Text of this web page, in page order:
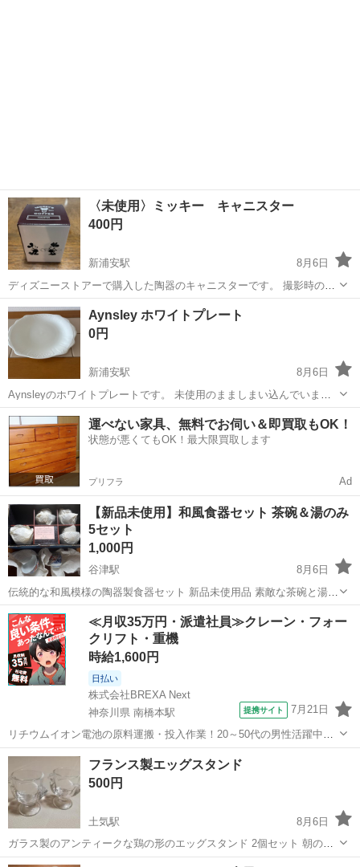
〈未使用〉ミッキー キャニスター
400円
新浦安駅
8月6日
ディズニーストアーで購入した陶器のキャニスターです。 撮影時のみ
開封した未使用品です^_^
千葉 浦安市 食器
Aynsley ホワイトプレート
0円
新浦安駅
8月6日
Aynsleyのホワイトプレートです。 未使用のまましまい込んでいまし
た。 箱はありますが、経年劣化で傷んでいます。 気に入っていただけ
た方に。 引っ越しにつき断捨離中です。 直径 縦 約24センチ 横
約27.5センチ
千葉 浦安市 新浦安駅 食器
運べない家具、無料でお伺い＆即買取もOK！
状態が悪くてもOK！最大限買取します
プリフラ Ad
【新品未使用】和風食器セット 茶碗＆湯のみ
5セット
1,000円
谷津駅
8月6日
伝統的な和風模様の陶器製食器セット 新品未使用品 素敵な茶碗と湯の
みの5セット
千葉 習志野市 谷津駅 食器 湯のみ
≪月収35万円・派遣社員≫クレーン・フォー
クリフト・重機
時給1,600円
日払い
株式会社BREXA Next
神奈川県 南橋本駅
提携サイト 7月21日
リチウムイオン電池の原料運搬・投入作業！20～50代の男性活躍中★
ワンルーム寮完備！赴任旅費会社負担！年間休日130日★フォークリフ
ト免許お持ちの方、活躍中！就業先食堂利用可★《神奈川県相模原
市》 人気の工場のお仕事 ◇電...
神奈川 相模原市 南橋本駅 その他
フランス製エッグスタンド
500円
土気駅
8月6日
ガラス製のアンティークな鶏の形のエッグスタンド 2個セット 朝の食
卓をちょっとおしゃれに❀ ショットグラスとしてもお使いください 取